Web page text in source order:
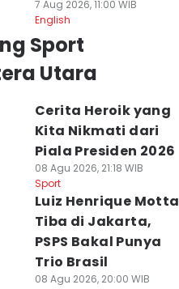
7 Aug 2026, 11:00 WIB
English
Sport
Utara
Cerita Heroik yang
Kita Nikmati dari
Piala Presiden 2026
08 Agu 2026, 21:18 WIB
Sport
Luiz Henrique Motta
Tiba di Jakarta,
PSPS Bakal Punya
Trio Brasil
08 Agu 2026, 20:00 WIB